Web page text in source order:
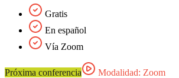
Gratis
En español
Vía Zoom
Próxima conferencia Modalidad: Zoom